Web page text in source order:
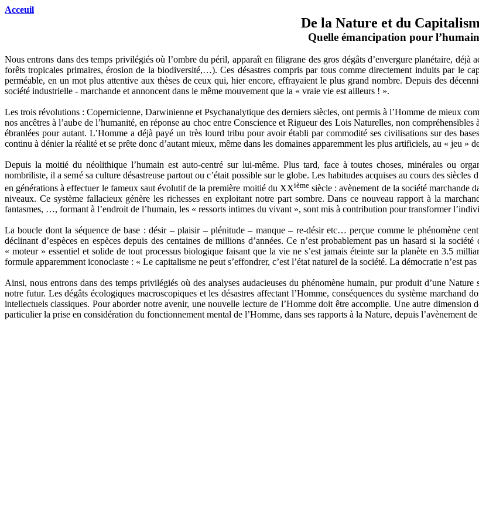
Acceuil
De la Nature et du
Quelle émancipation pour l’humain
Nous entrons dans des temps privilégiés où l’ombre du péril, apparaît en filigrane des gros dégâts d’envergure planétaire,
forêts tropicales primaires, érosion de la biodiversité,…). Ces désastres compris par tous comme directement induits par le
perméable, en un mot plus attentive aux thèses de ceux qui, hier encore, effrayaient le plus grand nombre. Depuis des
société industrielle - marchande et annoncent dans le même mouvement que la « vraie vie est ailleurs ! ».
Les trois révolutions : Copernicienne, Darwinienne et Psychanalytique des derniers siècles, ont permis à l’Homme de mieux
nos ancêtres à l’aube de l’humanité, en réponse au choc entre Conscience et Rigueur des Lois Naturelles, non
ébranlées pour autant. L’Homme a déjà payé un très lourd tribu pour avoir établi par commodité ses civilisations sur des
continu à dénier la réalité et se prête donc d’autant mieux, même dans les domaines apparemment les plus artificiels, au « jeu »
Depuis la moitié du néolithique l’humain est auto-centré sur lui-même. Plus tard, face à toutes choses, minérales ou
nombriliste, il a semé sa culture désastreuse partout ou c’était possible sur le globe. Les habitudes acquises au cours des
en générations à effectuer le fameux saut évolutif de la première moitié du XXièmesiècle : avènement de la société marchande
niveaux. Ce système fallacieux génère les richesses en exploitant notre part sombre. Dans ce nouveau rapport à la
fantasmes, …, formant à l’endroit de l’humain, les « ressorts intimes du vivant », sont mis à contribution pour transformer
La boucle dont la séquence de base : désir – plaisir – plénitude – manque – re-désir etc… perçue comme le phénomène
déclinant d’espèces en espèces depuis des centaines de millions d’années. Ce n’est probablement pas un hasard si la
« moteur » essentiel et solide de tout processus biologique faisant que la vie ne s’est jamais éteinte sur la planète en 3.5
formule apparemment iconoclaste : « Le capitalisme ne peut s’effondrer, c’est l’état naturel de la société. La démocratie n’est
Ainsi, nous entrons dans des temps privilégiés où des analyses audacieuses du phénomène humain, pur produit d’une
notre futur. Les dégâts écologiques macroscopiques et les désastres affectant l’Homme, conséquences du système marchand
intellectuels classiques. Pour aborder notre avenir, une nouvelle lecture de l’Homme doit être accomplie. Une autre
particulier la prise en considération du fonctionnement mental de l’Homme, dans ses rapports à la Nature, depuis l’avènement